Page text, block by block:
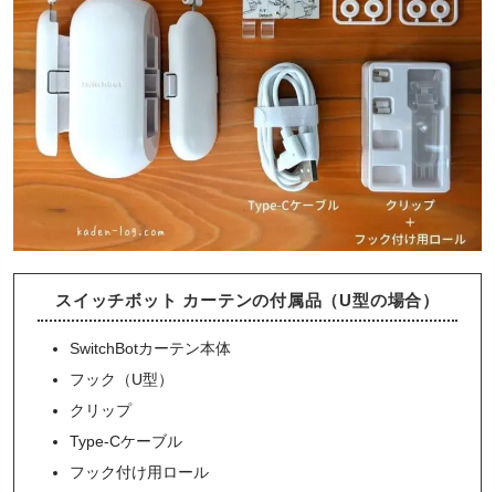
スイッチボット カーテンの付属品（U型の場合）
SwitchBotカーテン本体
フック（U型）
クリップ
Type-Cケーブル
フック付け用ロール